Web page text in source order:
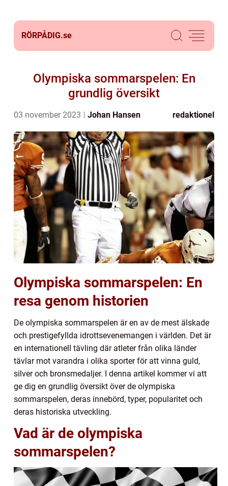
RÖRPÅDIG.se
Olympiska sommarspelen: En
grundlig översikt
03 november 2023 Johan Hansen redaktionel
Olympiska sommarspelen: En
resa genom historien
De olympiska sommarspelen är en av de mest älskade
och prestigefyllda idrottsevenemangen i världen. Det är
en internationell tävling där atleter från olika länder
tävlar mot varandra i olika sporter för att vinna guld,
silver och bronsmedaljer. I denna artikel kommer vi att
ge dig en grundlig översikt över de olympiska
sommarspelen, deras innebörd, typer, popularitet och
deras historiska utveckling.
Vad är de olympiska
sommarspelen?